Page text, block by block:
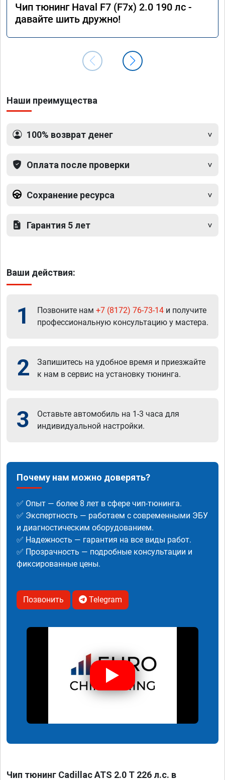
Чип тюнинг Haval F7 (F7x) 2.0 190 лс -
давайте шить дружно!
Наши преимущества
100% возврат денег
Оплата после проверки
Сохранение ресурса
Гарантия 5 лет
Ваши действия:
1 Позвоните нам +7 (8172) 76-73-14 и получите
профессиональную консультацию у мастера.
2
Запишитесь на удобное время и приезжайте
к нам в сервис на установку тюнинга.
3
Оставьте автомобиль на 1-3 часа для
индивидуальной настройки.
Почему нам можно доверять?
✅ Опыт — более 8 лет в сфере чип-тюнинга.
✅ Экспертность — работаем с современными ЭБУ
и диагностическим оборудованием.
✅ Надежность — гарантия на все виды работ.
✅ Прозрачность — подробные консультации и
фиксированные цены.
Позвонить Telegram
Чип тюнинг Cadillac ATS 2.0 T 226 л.с. в